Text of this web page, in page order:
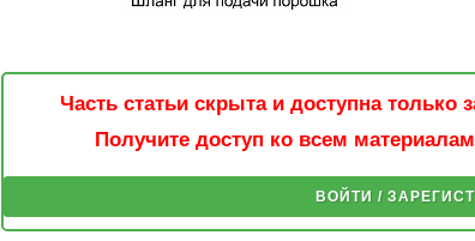
Часть статьи скрыта и доступна только
Получите доступ ко всем
ВОЙТИ /